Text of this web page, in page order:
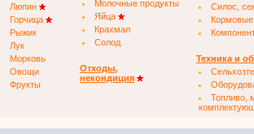
Люпин
Горчица
Рыжик
Лук
Морковь
Овощи
Фрукты
Молочные продукты
Яйца
Крахмал
Солод
Отходы,
некондиция
Силос,
Техника и
Топливо,